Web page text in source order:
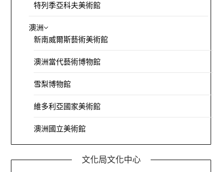
特列季亞科夫美術館
澳洲
新南威爾斯藝術美術館
澳洲當代藝術博物館
雪梨博物館
維多利亞國家美術館
澳洲國立美術館
文化局文化中心